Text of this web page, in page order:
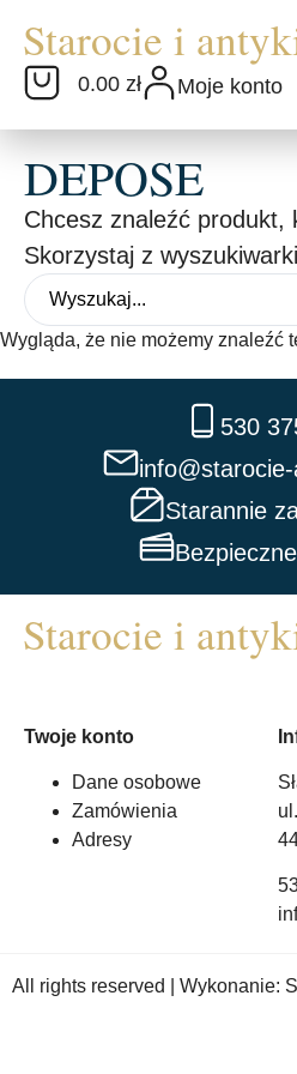
0.00 zł Moje konto
DEPOSE
Chcesz znaleźć produkt,
Skorzystaj z
Wygląda, że nie możemy znaleźć
530
Starannie
Twoje konto
Dane osobowe
Zamówienia
Adresy
All rights reserved | Wykonanie: